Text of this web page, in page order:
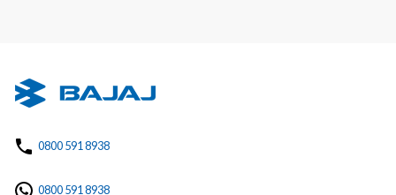
0800 591 8938
0800 591 8938